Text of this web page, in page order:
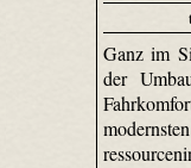
Ganz im
der